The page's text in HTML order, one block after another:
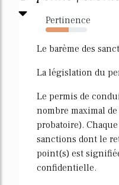
Pertinence
56%
Le barème des
La législation du
Le permis de
nombre maximal
probatoire).
sanctions dont le
point(s) est
confidentielle.